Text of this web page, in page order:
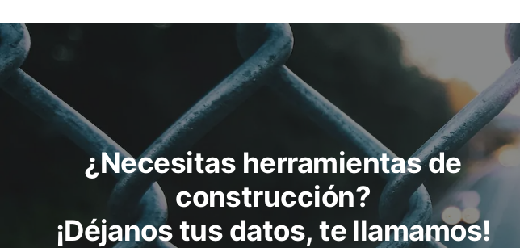
¿Necesitas herramientas de
construcción?
¡Déjanos tus datos, te llamamos!